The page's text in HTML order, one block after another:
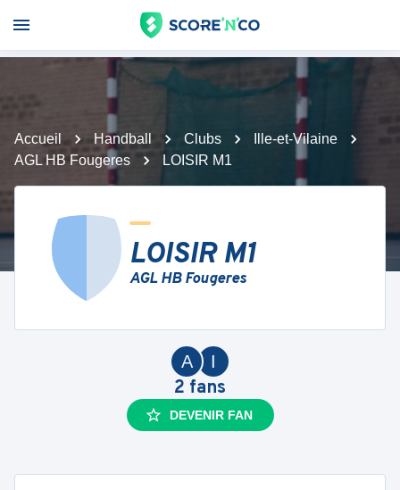
Accueil Handball Clubs
Ille-et-Vilaine
AGL HB Fougeres
LOISIR M1
LOISIR M1
AGL HB Fougeres
I
A
2 fans
DEVENIR FAN